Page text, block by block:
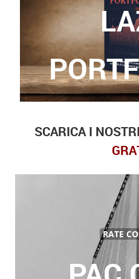
Grazie a questo libro,
le risposte a
SCARICA I
RATE